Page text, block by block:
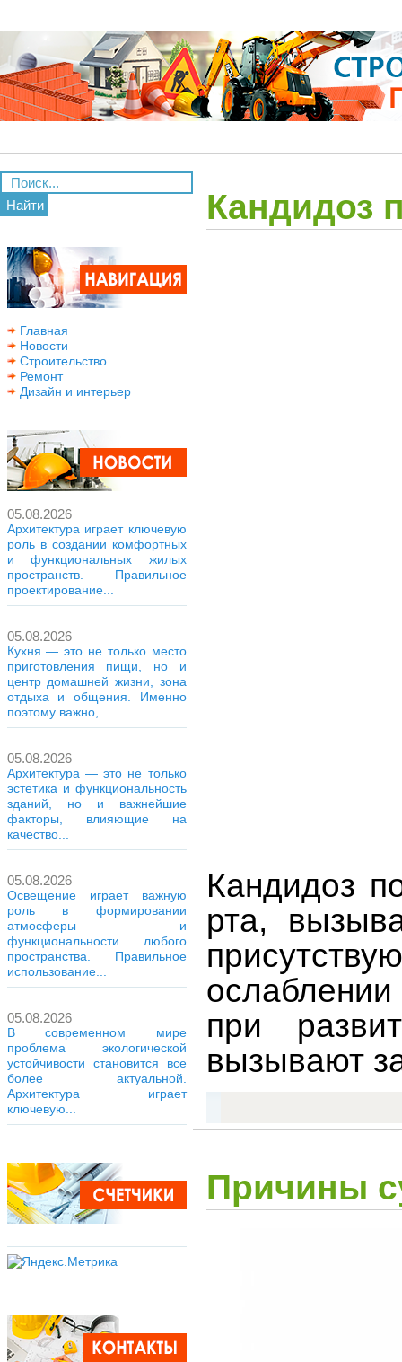
Найти
Главная
Новости
Строительство
Ремонт
Дизайн и интерьер
05.08.2026
Архитектура играет ключевую
роль в создании комфортных
и функциональных жилых
пространств. Правильное
проектирование...
05.08.2026
Кухня — это не только место
приготовления пищи, но и
центр домашней жизни, зона
отдыха и общения. Именно
поэтому важно,...
05.08.2026
Архитектура — это не только
эстетика и функциональность
зданий, но и важнейшие
факторы, влияющие на
качество...
05.08.2026
Освещение играет важную
роль в формировании
атмосферы и
функциональности любого
пространства. Правильное
использование...
05.08.2026
В современном мире
проблема экологической
устойчивости становится все
более актуальной.
Архитектура играет
ключевую...
Кандидоз
Кандидоз
рта,
при
вызывают
Причины